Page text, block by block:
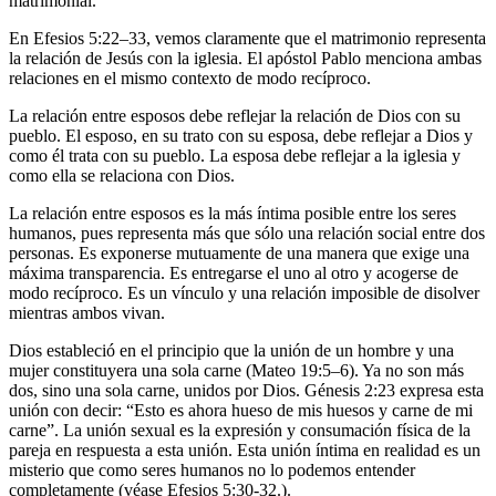
En Efesios 5:22–33, vemos claramente que el matrimonio representa
la relación de Jesús con la iglesia. El apóstol Pablo menciona ambas
relaciones en el mismo contexto de modo recíproco.
La relación entre esposos debe reflejar la relación de Dios con su
pueblo. El esposo, en su trato con su esposa, debe reflejar a Dios y
como él trata con su pueblo. La esposa debe reflejar a la iglesia y
como ella se relaciona con Dios.
La relación entre esposos es la más íntima posible entre los seres
humanos, pues representa más que sólo una relación social entre dos
personas. Es exponerse mutuamente de una manera que exige una
máxima transparencia. Es entregarse el uno al otro y acogerse de
modo recíproco. Es un vínculo y una relación imposible de disolver
mientras ambos vivan.
Dios estableció en el principio que la unión de un hombre y una
mujer constituyera una sola carne (Mateo 19:5–6). Ya no son más
dos, sino una sola carne, unidos por Dios. Génesis 2:23 expresa esta
unión con decir: “Esto es ahora hueso de mis huesos y carne de mi
carne”. La unión sexual es la expresión y consumación física de la
pareja en respuesta a esta unión. Esta unión íntima en realidad es un
misterio que como seres humanos no lo podemos entender
completamente (véase Efesios 5:30-32.).